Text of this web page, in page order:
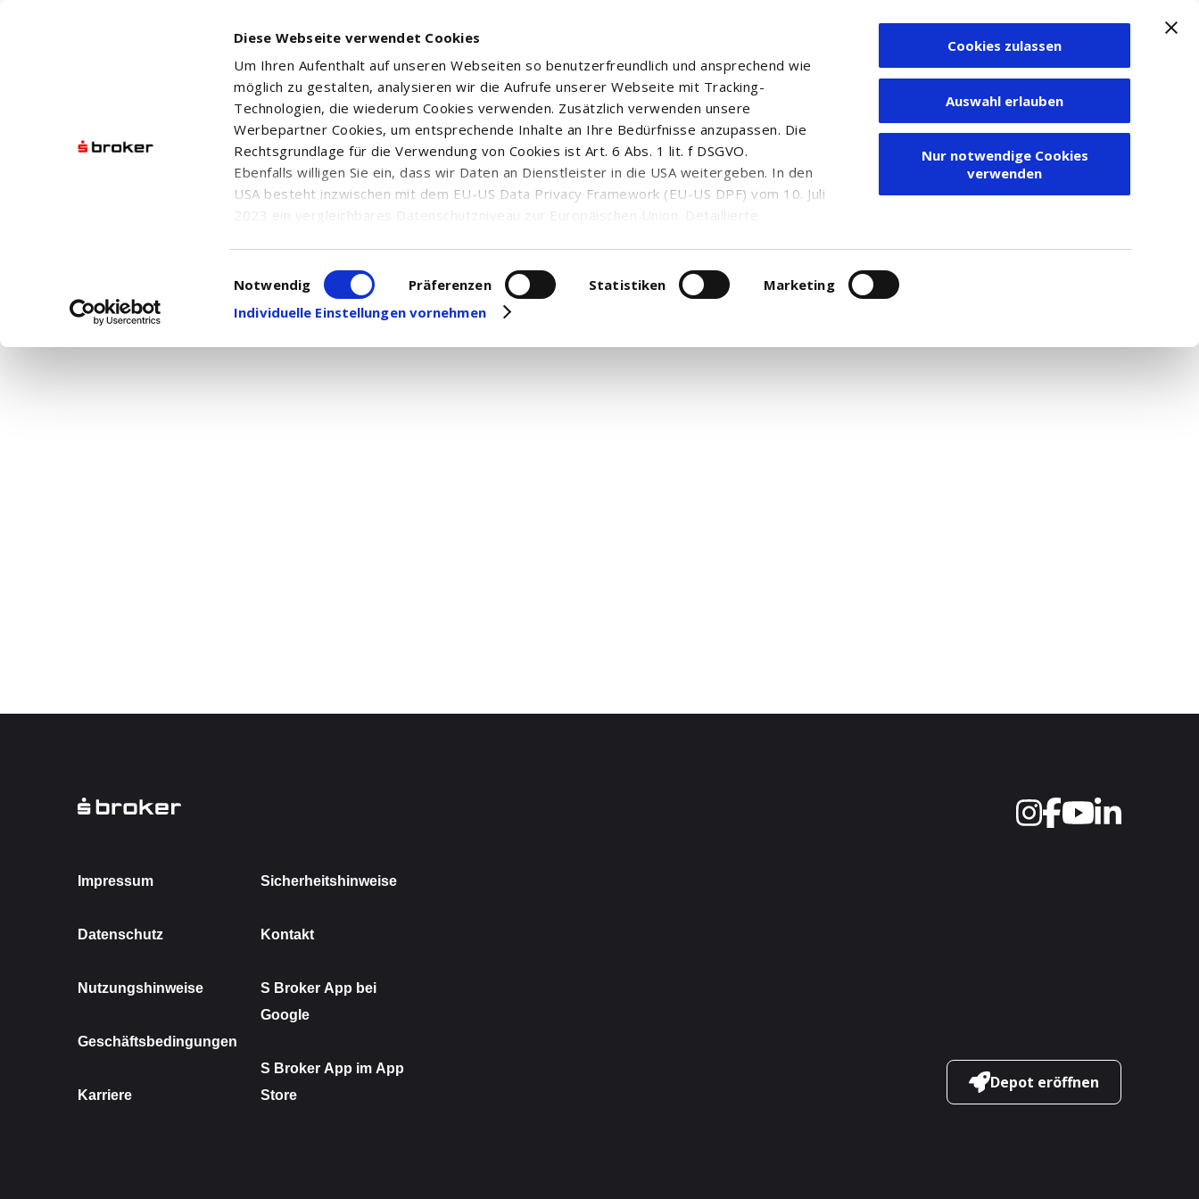
Diese Webseite verwendet Cookies
Um Ihren Aufenthalt auf unseren Webseiten so benutzerfreundlich und ansprechend wie
möglich zu gestalten, analysieren wir die Aufrufe unserer Webseite mit Tracking-
Technologien, die wiederum Cookies verwenden. Zusätzlich verwenden unsere
Werbepartner Cookies, um entsprechende Inhalte an Ihre Bedürfnisse anzupassen. Die
Rechtsgrundlage für die Verwendung von Cookies ist Art. 6 Abs. 1 lit. f DSGVO.
Ebenfalls willigen Sie ein, dass wir Daten an Dienstleister in die USA weitergeben. In den
USA besteht inzwischen mit dem EU-US Data Privacy Framework (EU-US DPF) vom 10. Juli
2023 ein vergleichbares Datenschutzniveau zur Europäischen Union. Detaillierte
in den USA, finden Sie auf unserer Seite zumDatenschutz. Dort können Sie Ihre
Einwilligung auch jederzeit widerrufen oder anpassen.
Einwilligungsauswahl
Notwendig Präferenzen Statistiken
Marketing
Individuelle Einstellungen vornehmen
Cookies zulassen
Auswahl erlauben
Nur notwendige Cookies
verwenden
Zum Depot
Forbidden
You don't have permission to access this resource.